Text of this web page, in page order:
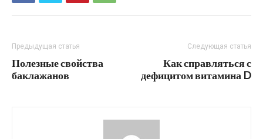
Предыдущая статья
Полезные свойства
баклажанов
Следующая статья
Как справляться с
дефицитом витамина D